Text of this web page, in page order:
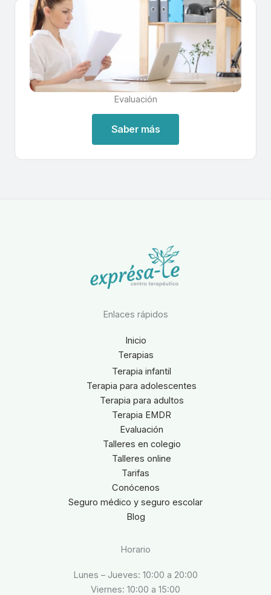
Evaluación
Saber más
Enlaces rápidos
Inicio
Terapias
Terapia infantil
Terapia para adolescentes
Terapia para adultos
Terapia EMDR
Evaluación
Talleres en colegio
Talleres online
Tarifas
Conócenos
Seguro médico y seguro escolar
Blog
Horario
Lunes – Jueves: 10:00 a 20:00
Viernes: 10:00 a 15:00